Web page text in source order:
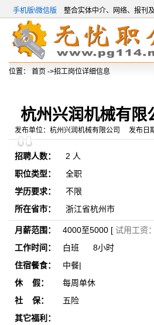
手机版\微信版 整合实体中介、网络、报刊
位置： 首页 ->招工岗位详细信息
杭州兴润机械有限
发布单位：杭州兴润机械有限公司 发布
招聘人数： 2 人
职位类型：
全职
学历要求：
不限
所在省市：
浙江省杭州市
月薪范围： 4000至5000 [ 试用工资
工作时间：
白班 8小时
住宿餐食：
中餐|
休 假：
每周单休
社 保：
五险
其它福利：